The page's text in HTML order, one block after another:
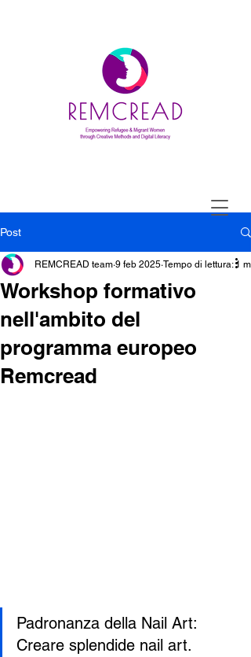
Post
Workshop formativo
nell'ambito del
programma europeo
Remcread
REMCREAD team 9 feb 2025 Tempo di lettura: 1
Padronanza della Nail Art:
Creare splendide nail art.